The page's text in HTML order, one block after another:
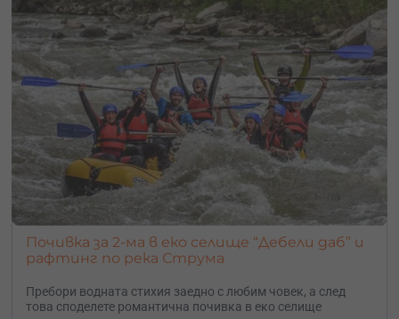
Почивка за 2-ма в еко селище “Дебели даб” и
рафтинг по река Струма
Пребори водната стихия заедно с любим човек, а след
това споделете романтична почивка в еко селище